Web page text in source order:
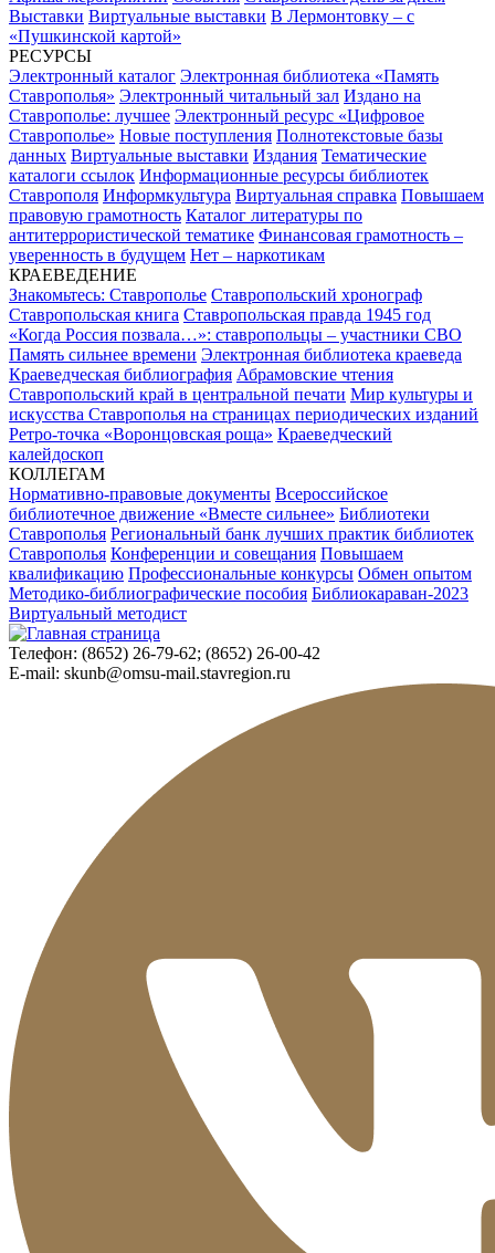
Выставки Виртуальные выставки В Лермонтовку – с
«Пушкинской картой»
РЕСУРСЫ
Электронный каталог Электронная библиотека «Память
Ставрополья» Электронный читальный зал Издано на
Ставрополье: лучшее Электронный ресурс «Цифровое
Ставрополье» Новые поступления Полнотекстовые базы
данных Виртуальные выставки Издания Тематические
каталоги ссылок Информационные ресурсы библиотек
Ставрополя Информкультура Виртуальная справка Повышаем
правовую грамотность Каталог литературы по
антитеррористической тематике Финансовая грамотность –
уверенность в будущем Нет – наркотикам
КРАЕВЕДЕНИЕ
Знакомьтесь: Ставрополье Ставропольский хронограф
Ставропольская книга Ставропольская правда 1945 год
«Когда Россия позвала…»: ставропольцы – участники СВО
Память сильнее времени Электронная библиотека краеведа
Краеведческая библиография Абрамовские чтения
Ставропольский край в центральной печати Мир культуры и
искусства Ставрополья на страницах периодических изданий
Ретро-точка «Воронцовская роща» Краеведческий
калейдоскоп
КОЛЛЕГАМ
Нормативно-правовые документы Всероссийское
библиотечное движение «Вместе сильнее» Библиотеки
Ставрополья Региональный банк лучших практик библиотек
Ставрополья Конференции и совещания Повышаем
квалификацию Профессиональные конкурсы Обмен опытом
Методико-библиографические пособия Библиокараван-2023
Виртуальный методист
Телефон: (8652) 26-79-62; (8652) 26-00-42
E-mail: skunb@omsu-mail.stavregion.ru